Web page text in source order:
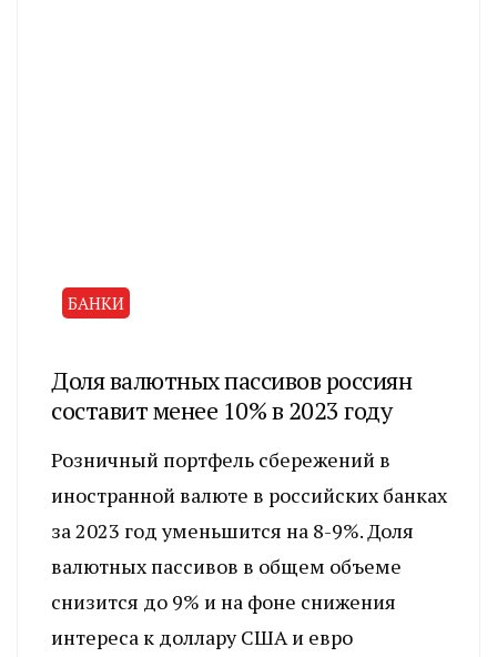
БАНКИ
Доля валютных пассивов россиян
составит менее 10% в 2023 году
Розничный портфель сбережений в
иностранной валюте в российских банках
за 2023 год уменьшится на 8-9%. Доля
валютных пассивов в общем объеме
снизится до 9% и на фоне снижения
интереса к доллару США и евро